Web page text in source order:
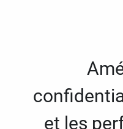
et les